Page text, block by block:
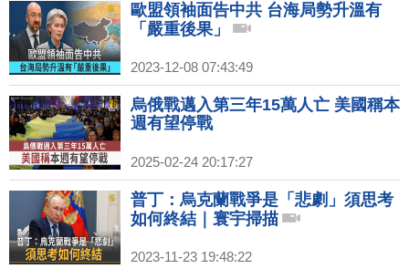
歐盟領袖面告中共 台海局勢升溫有
「嚴重後果」
2023-12-08 07:43:49
烏俄戰邁入第三年15萬人亡 美國稱本
週有望停戰
2025-02-24 20:17:27
普丁：烏克蘭戰爭是「悲劇」須思考
如何終結｜寰宇掃描
2023-11-23 19:48:22